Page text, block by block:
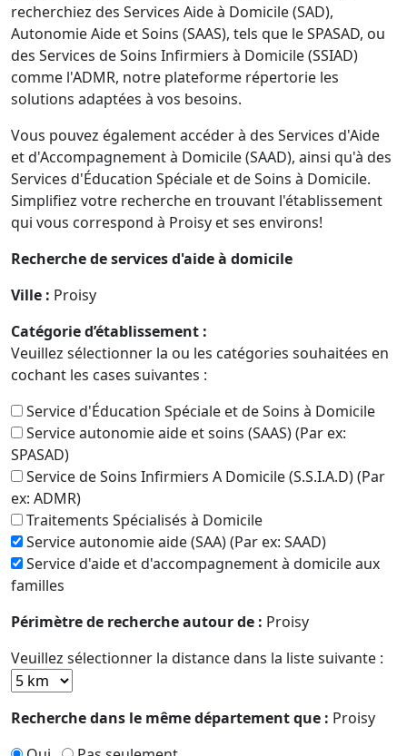
recherchiez des Services Aide à Domicile (SAD),
Autonomie Aide et Soins (SAAS), tels que le SPASAD, ou
des Services de Soins Infirmiers à Domicile (SSIAD)
comme l'ADMR, notre plateforme répertorie les
solutions adaptées à vos besoins.
Vous pouvez également accéder à des Services d'Aide
et d'Accompagnement à Domicile (SAAD), ainsi qu'à des
Services d'Éducation Spéciale et de Soins à Domicile.
Simplifiez votre recherche en trouvant l'établissement
qui vous correspond à Proisy et ses environs!
Recherche de services d'aide à domicile
Ville : Proisy
Catégorie d’établissement :
Veuillez sélectionner la ou les catégories souhaitées en
cochant les cases suivantes :
Service d'Éducation Spéciale et de Soins à Domicile
Service autonomie aide et soins (SAAS) (Par ex:
SPASAD)
Service de Soins Infirmiers A Domicile (S.S.I.A.D) (Par
ex: ADMR)
Traitements Spécialisés à Domicile
Service autonomie aide (SAA) (Par ex: SAAD)
Service d'aide et d'accompagnement à domicile aux
familles
Périmètre de recherche autour de : Proisy
Veuillez sélectionner la distance dans la liste suivante :
Recherche dans le même département que : Proisy